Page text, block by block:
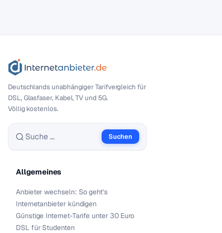
Deutschlands unabhängiger Tarif­vergleich für
DSL, Glasfaser, Kabel, TV und 5G.
Völlig kostenlos.
Suche nach:
Suchen
Allgemeines
Anbieter wechseln: So geht’s
Internetanbieter kündigen
Günstige Internet-Tarife unter 30 Euro
DSL für Studenten